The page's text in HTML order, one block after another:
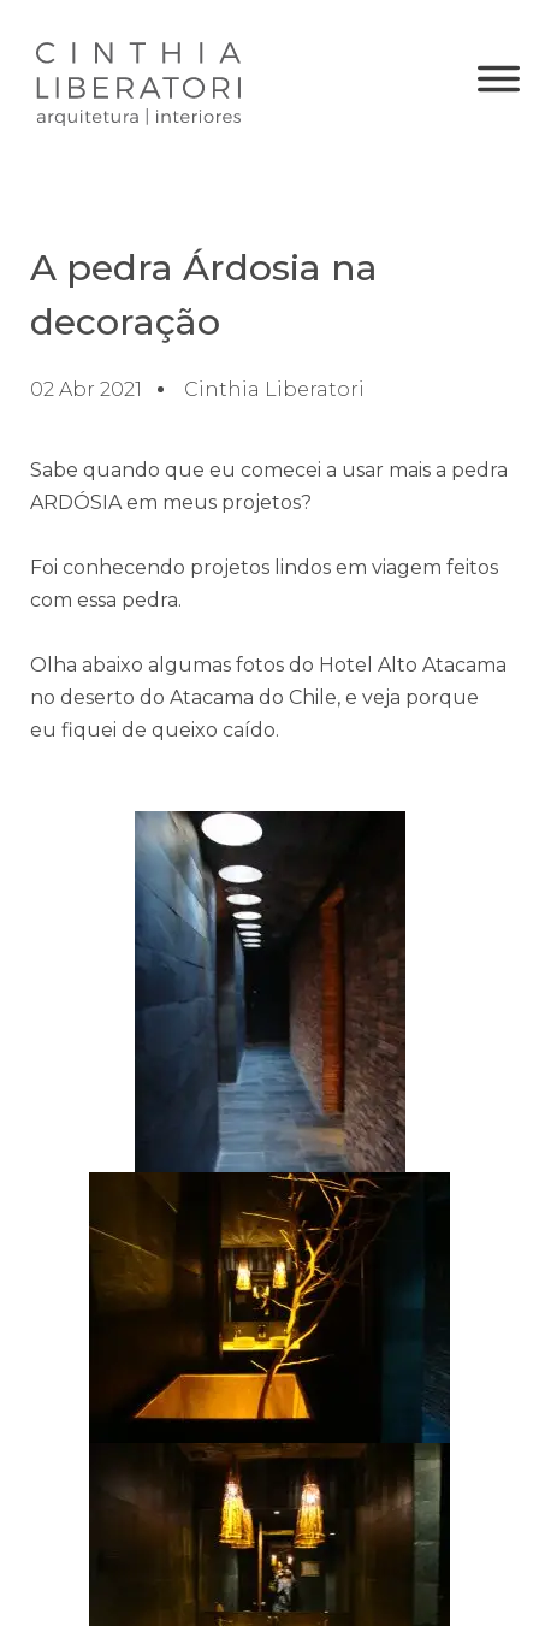
A pedra Árdosia na
decoração
02 Abr 2021 Cinthia Liberatori
Sabe quando que eu comecei a usar mais a pedra
ARDÓSIA em meus projetos?
Foi conhecendo projetos lindos em viagem feitos
com essa pedra.
Olha abaixo algumas fotos do Hotel Alto Atacama
no deserto do Atacama do Chile, e veja porque
eu fiquei de queixo caído.